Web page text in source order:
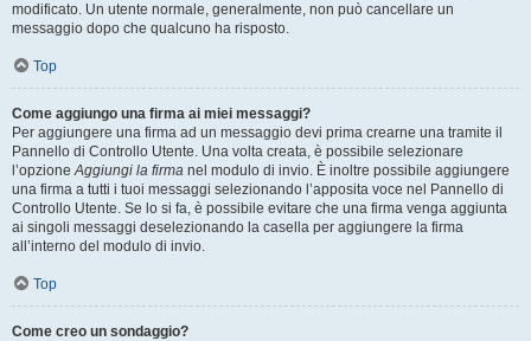
modificato. Un utente normale, generalmente, non può cancellare un
messaggio dopo che qualcuno ha risposto.
Top
Come aggiungo una firma ai miei messaggi?
Per aggiungere una firma ad un messaggio devi prima crearne una tramite il
Pannello di Controllo Utente. Una volta creata, è possibile selezionare
l’opzioneAggiungi la firma nel modulo di invio. È inoltre possibile aggiungere
una firma a tutti i tuoi messaggi selezionando l’apposita voce nel Pannello di
Controllo Utente. Se lo si fa, è possibile evitare che una firma venga aggiunta
ai singoli messaggi deselezionando la casella per aggiungere la firma
all’interno del modulo di invio.
Top
Come creo un sondaggio?